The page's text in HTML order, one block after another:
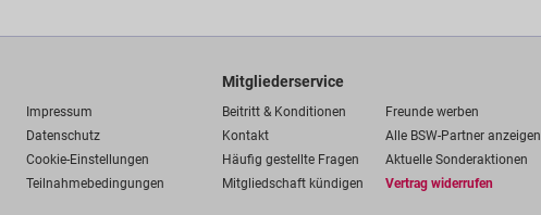
Impressum
Datenschutz
Cookie-Einstellungen
Teilnahmebedingungen
Mitgliederservice
Beitritt & Konditionen
Freunde werben
Kontakt
Alle BSW-Partner anzeigen
Häufig gestellte Fragen
Aktuelle Sonderaktionen
Mitgliedschaft kündigen
Vertrag widerrufen